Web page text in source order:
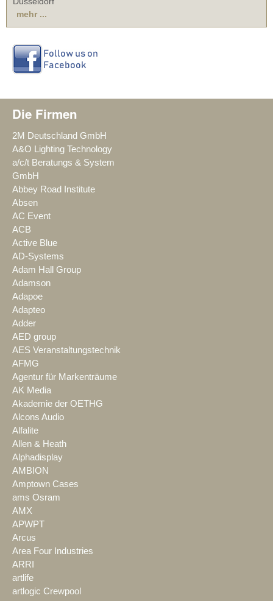
mehr ...
Die Firmen
2M Deutschland GmbH
A&O Lighting Technology
a/c/t Beratungs & System
GmbH
Abbey Road Institute
Absen
AC Event
ACB
Active Blue
AD-Systems
Adam Hall Group
Adamson
Adapoe
Adapteo
Adder
AED group
AES Veranstaltungstechnik
AFMG
Agentur für Markenträume
AK Media
Akademie der OETHG
Alcons Audio
Alfalite
Allen & Heath
Alphadisplay
AMBION
Amptown Cases
ams Osram
AMX
APWPT
Arcus
Area Four Industries
ARRI
artlife
artlogic Crewpool